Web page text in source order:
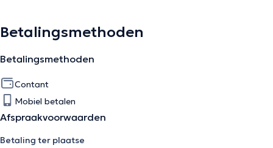
Betalingsmethoden
Betalingsmethoden
Contant
Mobiel betalen
Afspraakvoorwaarden
Betaling ter plaatse